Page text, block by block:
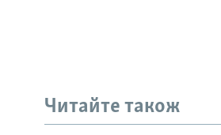
Читайте також